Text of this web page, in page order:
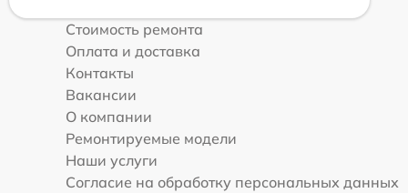
Стоимость ремонта
Оплата и доставка
Контакты
Вакансии
О компании
Ремонтируемые модели
Наши услуги
Согласие на обработку персональных данных